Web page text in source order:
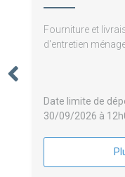
Fourniture et
d'entretien
Date limite de
30/09/2026 à